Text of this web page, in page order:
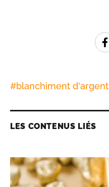
#blanchiment d'argent
LES CONTENUS LIÉS